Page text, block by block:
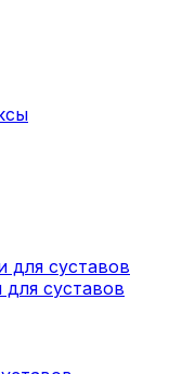
для суставов
суставов